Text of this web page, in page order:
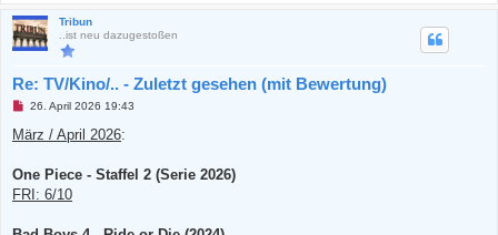
Tribun
..ist neu dazugestoßen
Re: TV/Kino/.. - Zuletzt gesehen (mit Bewertung)
U
g
e
e
e
26. April 2026 19:43
März / April 2026:
One Piece - Staffel 2 (Serie 2026)
FRI: 6/10